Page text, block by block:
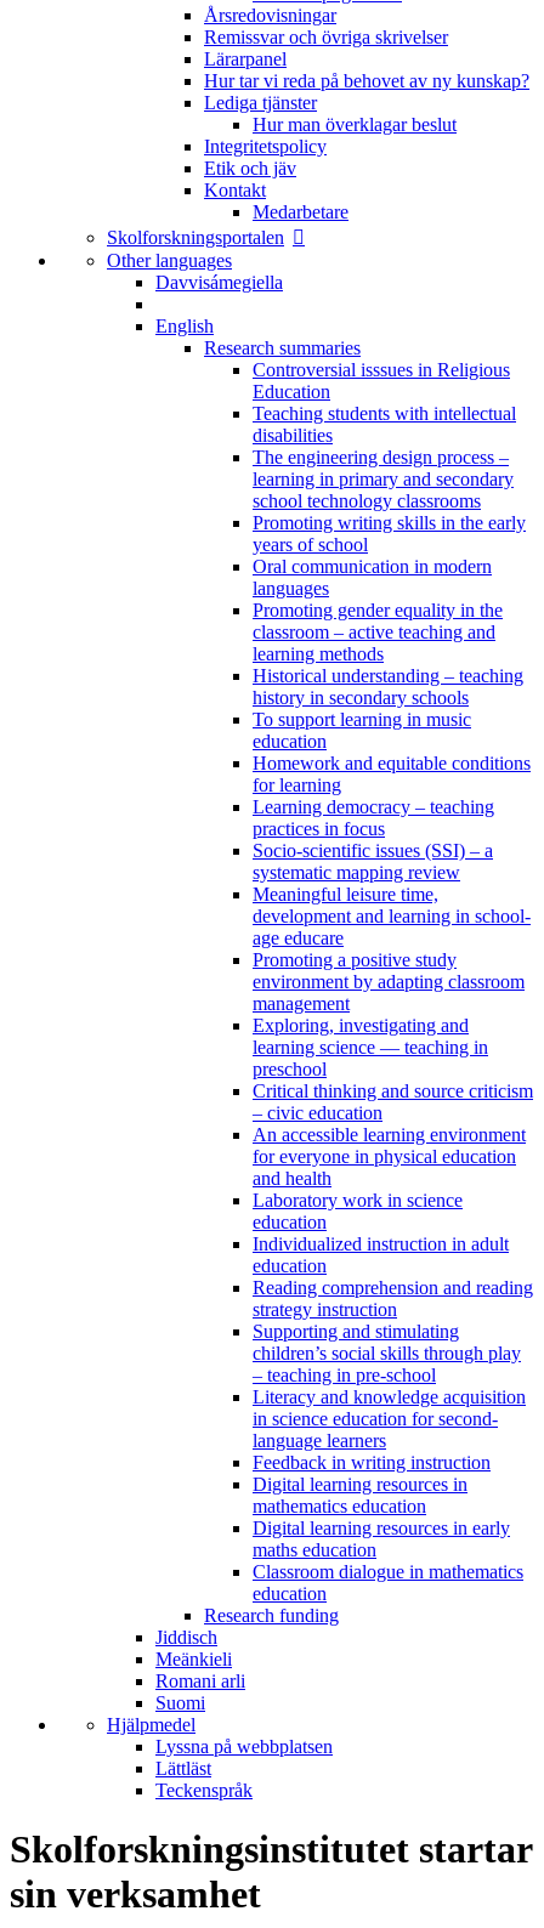
Årsredovisningar
Remissvar och övriga skrivelser
Lärarpanel
Hur tar vi reda på behovet av ny kunskap?
Lediga tjänster
Hur man överklagar beslut
Integritetspolicy
Etik och jäv
Kontakt
Medarbetare
Skolforskningsportalen
Other languages
Davvisámegiella
English
Research summaries
Controversial isssues in Religious
Education
Teaching students with intellectual
disabilities
The engineering design process –
learning in primary and secondary
school technology classrooms
Promoting writing skills in the early
years of school
Oral communication in modern
languages
Promoting gender equality in the
classroom – active teaching and
learning methods
Historical understanding – teaching
history in secondary schools
To support learning in music
education
Homework and equitable conditions
for learning
Learning democracy – teaching
practices in focus
Socio-scientific issues (SSI) – a
systematic mapping review
Meaningful leisure time,
development and learning in school-
age educare
Promoting a positive study
environment by adapting classroom
management
Exploring, investigating and
learning science — teaching in
preschool
Critical thinking and source criticism
– civic education
An accessible learning environment
for everyone in physical education
and health
Laboratory work in science
education
Individualized instruction in adult
education
Reading comprehension and reading
strategy instruction
Supporting and stimulating
children’s social skills through play
– teaching in pre-school
Literacy and knowledge acquisition
in science education for second-
language learners
Feedback in writing instruction
Digital learning resources in
mathematics education
Digital learning resources in early
maths education
Classroom dialogue in mathematics
education
Research funding
Jiddisch
Meänkieli
Romani arli
Suomi
Hjälpmedel
Lyssna på webbplatsen
Lättläst
Teckenspråk
Skolforskningsinstitutet startar
sin verksamhet